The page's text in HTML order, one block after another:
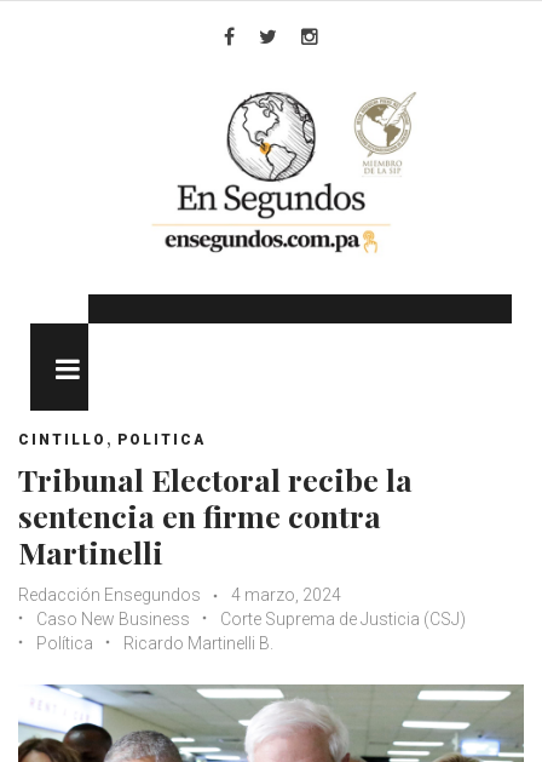
CINTILLO , POLITICA
Tribunal Electoral recibe la
sentencia en firme contra
Martinelli
Redacción Ensegundos
4 marzo, 2024
Caso New Business
Corte Suprema de Justicia (CSJ)
Política
Ricardo Martinelli B.